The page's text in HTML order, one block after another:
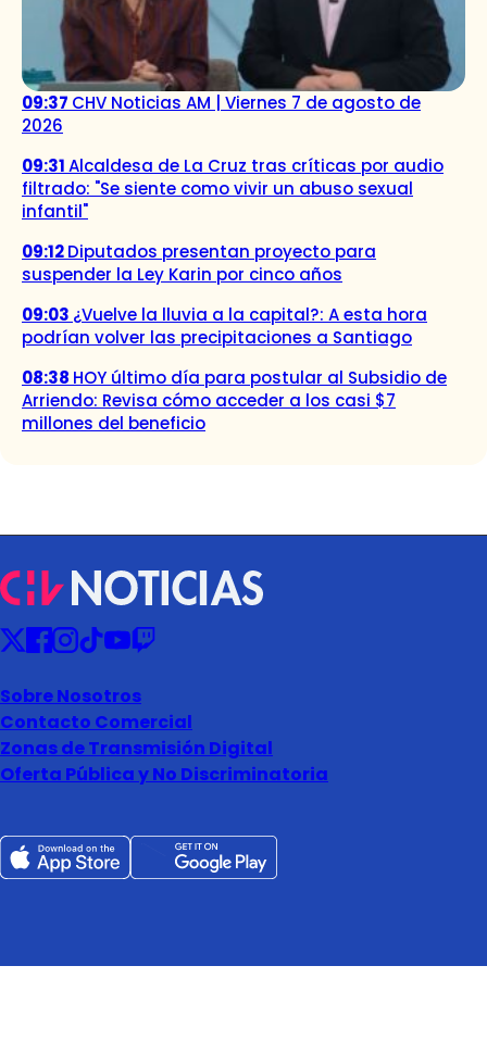
09:37 CHV Noticias AM | Viernes 7 de agosto de
2026
09:31Alcaldesa de La Cruz tras críticas por audio
filtrado: "Se siente como vivir un abuso sexual
infantil"
09:12Diputados presentan proyecto para
suspender la Ley Karin por cinco años
09:03 ¿Vuelve la lluvia a la capital?: A esta hora
podrían volver las precipitaciones a Santiago
08:38 HOY último día para postular al Subsidio de
Arriendo: Revisa cómo acceder a los casi $7
millones del beneficio
Sobre Nosotros
Contacto Comercial
Zonas de Transmisión Digital
Oferta Pública y No Discriminatoria